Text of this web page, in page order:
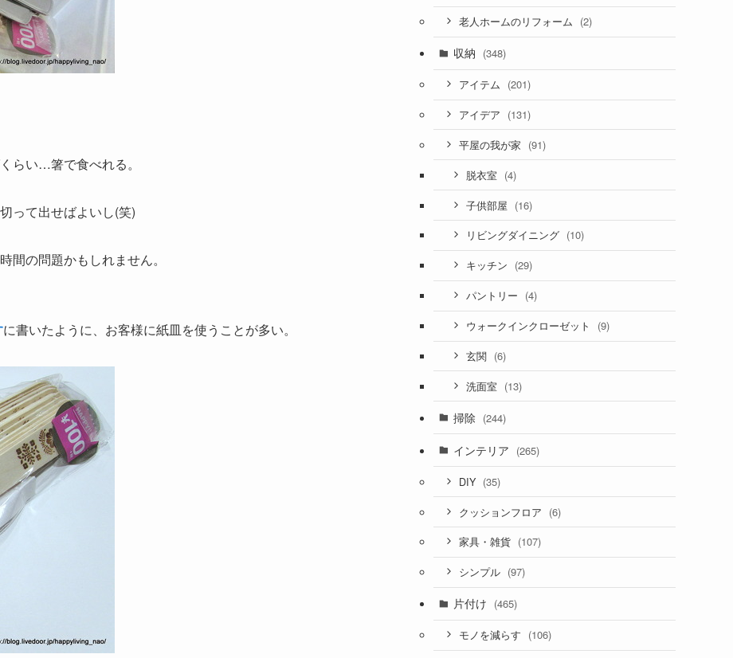
らい…箸で食べれる。
って出せばよいし(笑)
間の問題かもしれません。
に書いたように、お客様に紙皿を使うことが多い。
老人ホームのリフォーム (2)
収納 (348)
アイテム (201)
アイデア (131)
平屋の我が家 (91)
脱衣室 (4)
子供部屋 (16)
リビングダイニング (10)
キッチン (29)
パントリー (4)
ウォークインクローゼット (9)
玄関 (6)
洗面室 (13)
掃除 (244)
インテリア (265)
DIY (35)
クッションフロア (6)
家具・雑貨 (107)
シンプル (97)
片付け (465)
モノを減らす (106)